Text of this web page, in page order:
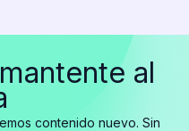
al
contenido nuevo. Sin